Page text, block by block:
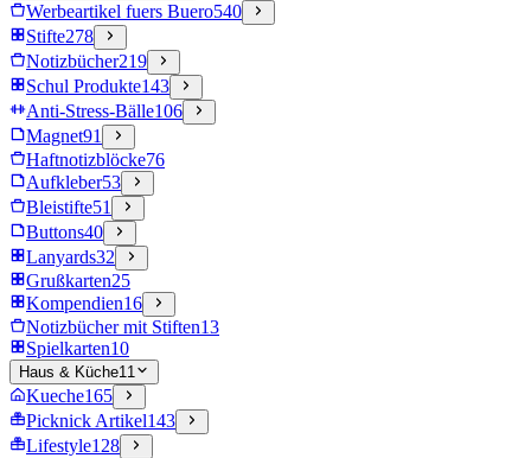
Werbeartikel fuers Buero540
Stifte278
Notizbücher219
Schul Produkte143
Anti-Stress-Bälle106
Magnet91
Haftnotizblöcke76
Aufkleber53
Bleistifte51
Buttons40
Lanyards32
Grußkarten25
Kompendien16
Notizbücher mit Stiften13
Spielkarten10
Haus & Küche11
Kueche165
Picknick Artikel143
Lifestyle128